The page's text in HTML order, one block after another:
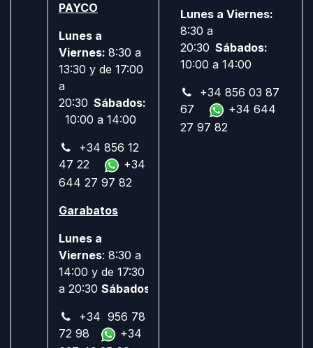
PAYCO
Lunes a
Viernes: 8:30 a
13:30 y de 17:00
a
20:30 Sábados:
10:00 a 14:00
+34 856 12
47 22
+34
644 27 97 82
Garabatos
Lunes a
Viernes: 8:30 a
14:00 y de 17:30
a 20:30 Sábados:
+34 956 78
72 98
+34
Lunes a Viernes:
8:30 a
20:30 Sábados:
10:00 a 14:00
+34 856 03 87
67
+34 644
27 97 82